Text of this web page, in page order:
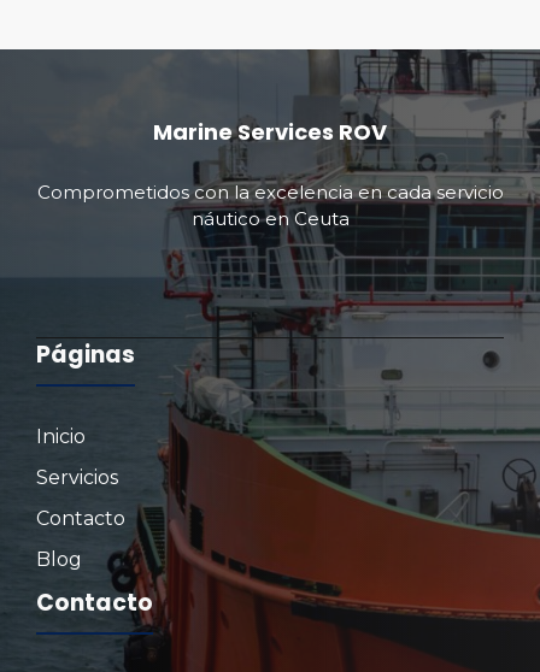
Marine Services ROV
Comprometidos con la excelencia en cada servicio
náutico en Ceuta
Páginas
Inicio
Servicios
Contacto
Blog
Contacto